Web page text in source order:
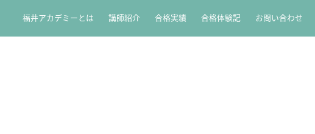
福井アカデミーとは 講師紹介 合格実績 合格体験記 お問い合わせ